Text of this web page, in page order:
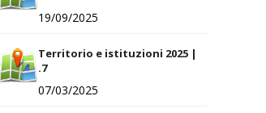
19/09/2025
Territorio e istituzioni 2025 |
.7
07/03/2025